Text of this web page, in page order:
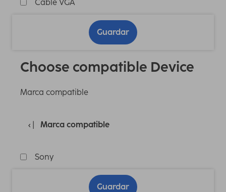
Cable VGA
Guardar
Choose compatible Device
Marca compatible
Marca compatible
Sony
Guardar